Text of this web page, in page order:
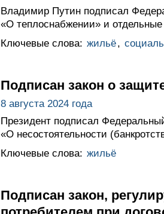
Владимир Путин подписал
«О теплоснабжении» и
Ключевые слова: жильё,
Подписан закон о
8 августа 2024 года
Президент подписал
«О несостоятельности
Ключевые слова: жильё
Подписан закон,